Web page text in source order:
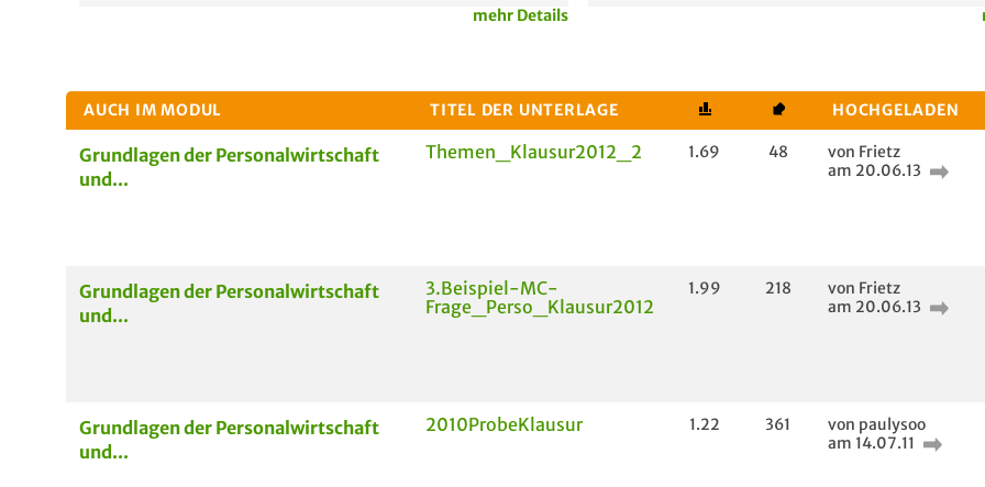
mehr Details
AUCH IM MODUL TITEL DER UNTERLAGE HOCHGELADEN
Grundlagen der Personalwirtschaft
und...
Themen_Klausur2012_2 1.69 48
von Frietz
am 20.06.13
Grundlagen der Personalwirtschaft
und...
3.Beispiel-MC-
Frage_Perso_Klausur2012
1.99 218
von Frietz
am 20.06.13
Grundlagen der Personalwirtschaft
und...
2010ProbeKlausur 1.22 361
von paulysoo
am 14.07.11